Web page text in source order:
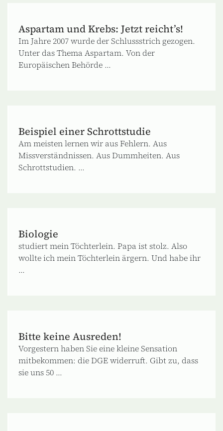
Aspartam und Krebs: Jetzt reicht’s!
Im Jahre 2007 wurde der Schlussstrich gezogen.
Unter das Thema Aspartam. Von der
Europäischen Behörde ...
Beispiel einer Schrottstudie
Am meisten lernen wir aus Fehlern. Aus
Missverständnissen. Aus Dummheiten. Aus
Schrottstudien. ...
Biologie
studiert mein Töchterlein. Papa ist stolz. Also
wollte ich mein Töchterlein ärgern. Und habe ihr
...
Bitte keine Ausreden!
Vorgestern haben Sie eine kleine Sensation
mitbekommen: die DGE widerruft. Gibt zu, dass
sie uns 50 ...